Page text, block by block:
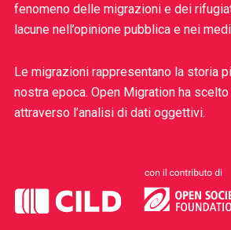
fenomeno delle migrazioni e dei
lacune nell’opinione pubblica e nei
Le migrazioni rappresentano la storia
nostra epoca. Open Migration ha
attraverso l’analisi di dati oggettivi.